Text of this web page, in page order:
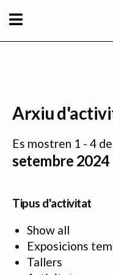
Arxiu
Es mostren 1 - 4
setembre 2024
Tipus d'activitat
Show all
Exposicions
Tallers